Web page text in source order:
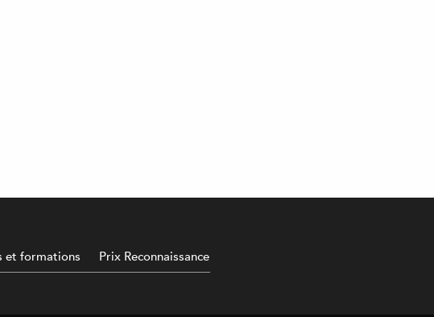
et formations Prix Reconnaissance